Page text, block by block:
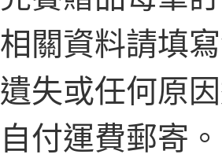
相關資料請填
遺失或任何原
自付運費郵寄。